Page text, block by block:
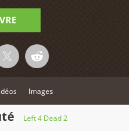
Images
Left 4 Dead 2